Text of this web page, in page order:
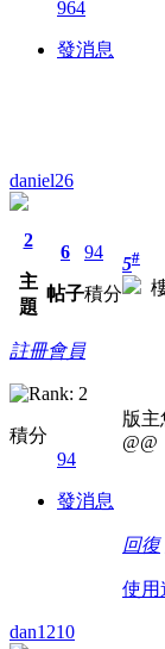
964
發消息
daniel26
2
主
題
6
帖子
94
積分
註冊會員
積分
94
發消息
5#
版
@@
回復
使用
dan1210